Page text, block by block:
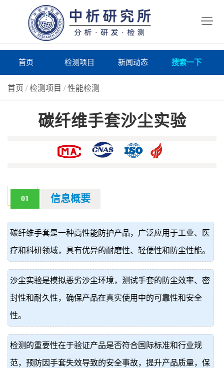
首页 检测项目 新闻动态 搜索一下
首页 /检测项目 /性能检测
碳纤维手套沙尘实验
01 信息概要
碳纤维手套是一种高性能防护产品，广泛应用于工业、医
疗和科研领域，具有优异的耐磨性、轻便性和防尘性能。
沙尘实验是模拟恶劣沙尘环境，测试手套的防尘效率、密
封性和耐久性，确保产品在真实使用中的可靠性和安全
性。
检测的重要性在于验证产品是否符合国际标准和行业规
范，预防因手套失效导致的安全事故，提升产品质量，保
价
真
伪
查
询